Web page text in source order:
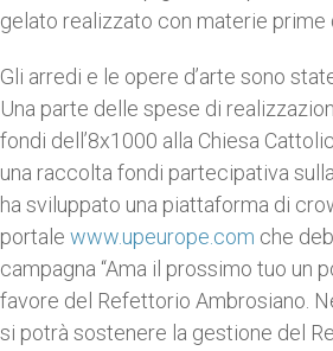
gelato realizzato con materie prime
Gli arredi e le opere d’arte sono
Una parte delle spese di
fondi dell’8x1000 alla Chiesa
una raccolta fondi partecipativa
ha sviluppato una piattaforma di
portale www.upeurope.com che
campagna “Ama il prossimo tuo un
favore del Refettorio Ambrosiano.
si potrà sostenere la gestione del